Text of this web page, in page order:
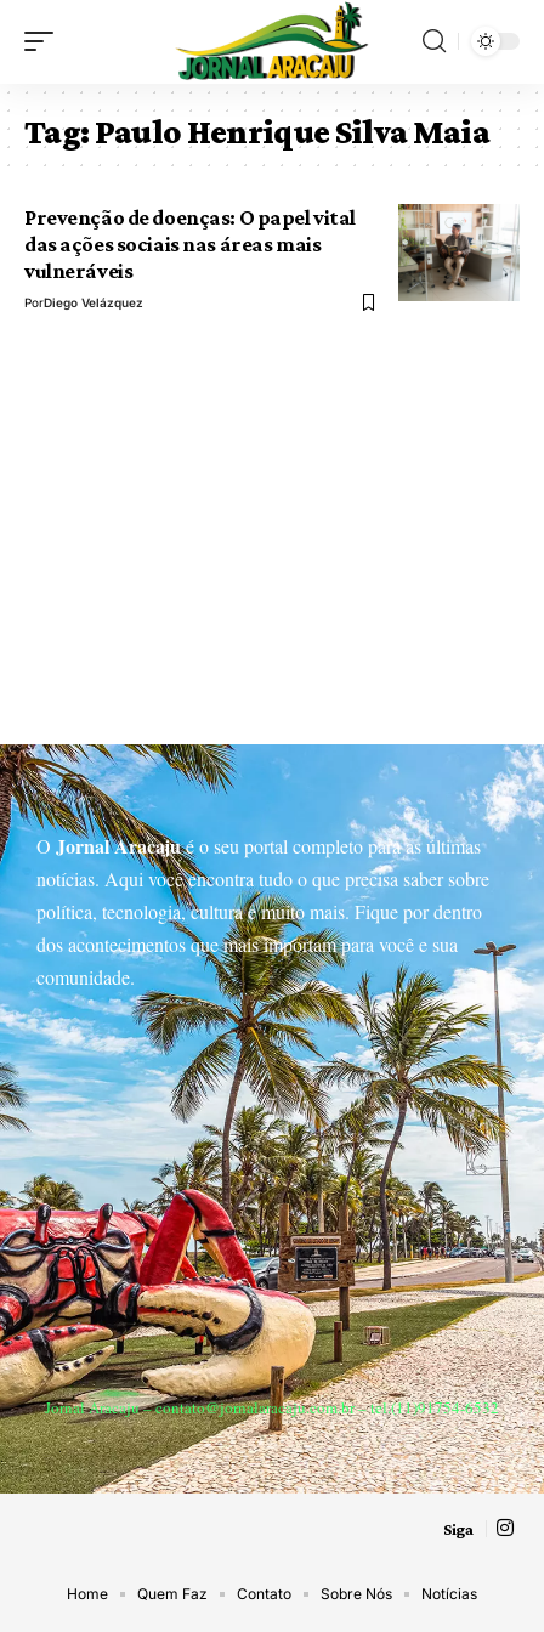
Tag:Paulo Henrique Silva Maia
Prevenção de doenças: O papel vital
das ações sociais nas áreas mais
vulneráveis
PorDiego Velázquez
O Jornal Aracajué o seu portal completo para as últimas
notícias. Aqui você encontra tudo o que precisa saber sobre
política, tecnologia, cultura e muito mais. Fique por dentro
dos acontecimentos que mais importam para você e sua
comunidade.
Jornal Aracaju –contato@jornalaracaju.com.br– tel.(11)91754-6532
Siga
Home Quem Faz Contato Sobre Nós Notícias